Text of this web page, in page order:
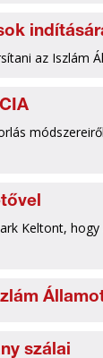
az Iszlám
Keltont,
szálai